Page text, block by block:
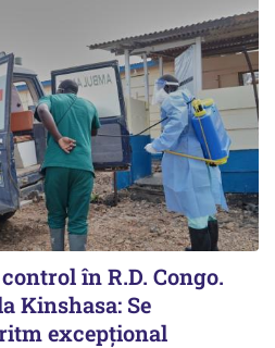
în R.D. Congo.
Kinshasa: Se
excepţional